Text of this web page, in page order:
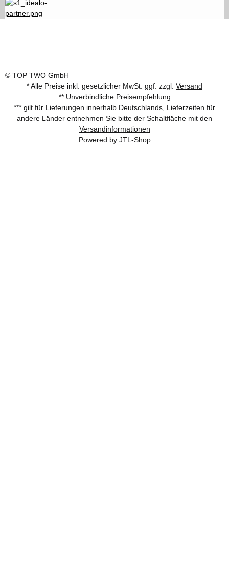
© TOP TWO GmbH
* Alle Preise inkl. gesetzlicher MwSt. ggf. zzgl. Versand
** Unverbindliche Preisempfehlung
*** gilt für Lieferungen innerhalb Deutschlands, Lieferzeiten für
andere Länder entnehmen Sie bitte der Schaltfläche mit den
Versandinformationen
Powered by JTL-Shop